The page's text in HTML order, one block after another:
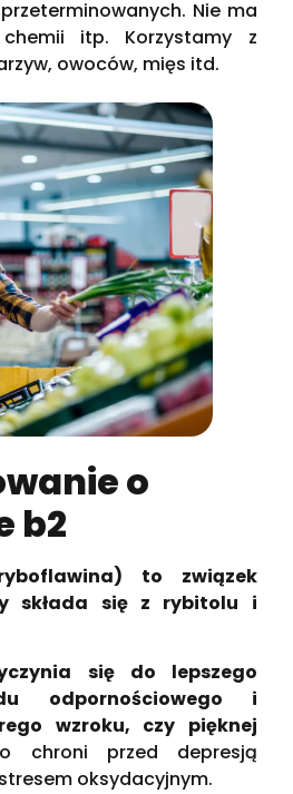
Nie ma
itp. Korzystamy z
owoców, mięs itd.
o
b2
to związek
składa się z rybitolu i
się do lepszego
odpornościowego i
wzroku, czy pięknej
chroni przed depresją
oksydacyjnym.